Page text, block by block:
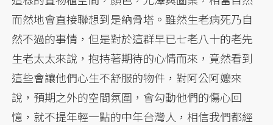
而然地會直接聯想到是納骨塔。雖然生老病死乃自
然不過的事情，但是對於這群早已七老八十的老先
生老太太來說，抱持著期待的心情而來，竟然看到
這些會讓他們心生不舒服的物件，對阿公阿嬤來
說，預期之外的空間氛圍，會勾動他們的傷心回
憶，就不提年輕一點的中年台灣人，相信我們都經